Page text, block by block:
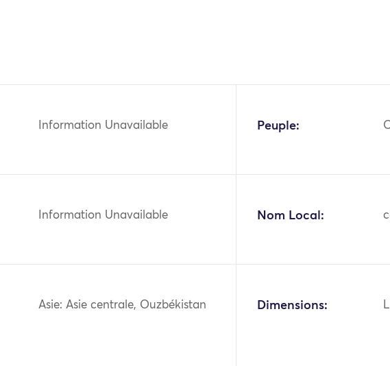
Information Unavailable Peuple:
Information Unavailable Nom Local:
Asie: Asie centrale, Ouzbékistan Dimensions: